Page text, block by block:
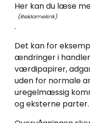
Her kan du læse
.
Det kan for
ændringer i
værdipapirer,
uden for normale
uregelmæssig
og eksterne parter.